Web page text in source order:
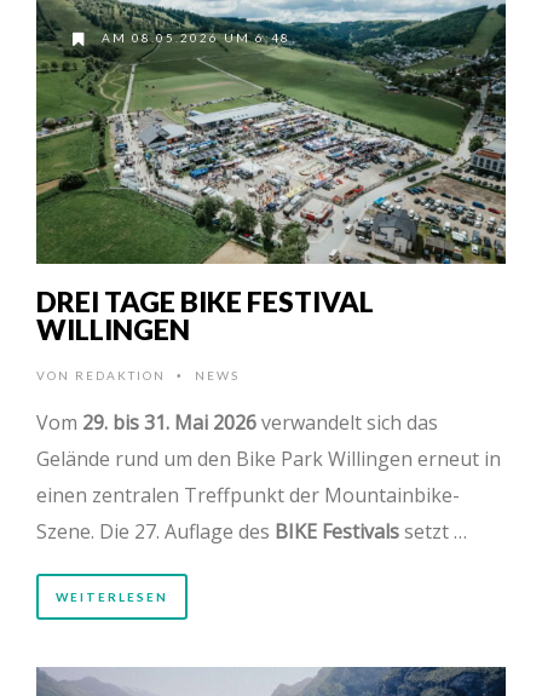
AM 08.05.2026 UM 6:48
DREI TAGE BIKE FESTIVAL
WILLINGEN
VON REDAKTION • NEWS
Vom 29. bis 31. Mai 2026verwandelt sich das
Gelände rund um den Bike Park Willingen erneut in
einen zentralen Treffpunkt der Mountainbike-
Szene. Die 27. Auflage des BIKE Festivalssetzt …
WEITERLESEN